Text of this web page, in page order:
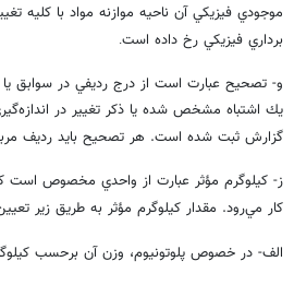
موجودي فيزيكي آن ناحيه موازنه مواد با كليه
برداري فيزيكي رخ داده است.
و- تصحيح عبارت است از درج رديفي در سوابق
يك اشتباه مشخص شده يا ذكر تغيير در
گزارش ثبت شده است. هر تصحيح بايد رديف
ز- كيلوگرم مؤثر عبارت از واحدي مخصوص است
كار مي‌رود. مقدار كيلوگرم مؤثر به طريق زير
الف- در خصوص پلوتونيوم، وزن آن برحسب